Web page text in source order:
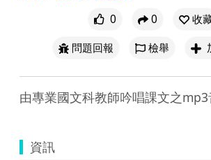
0 0
收
問題回報
檢舉
由專業國文科教師吟唱課文之mp3
資訊